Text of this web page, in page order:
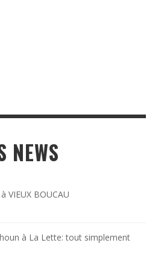
NEWS
VIEUX BOUCAU
à La Lette: tout simplement